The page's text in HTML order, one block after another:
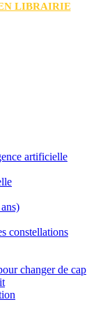
LIBRAIRIE
artificielle
constellations
changer de cap